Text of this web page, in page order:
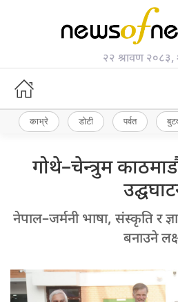
२२ श्रावण २०८३,
काभ्रे डोटी पर्वत
गोथे–चेन्त्रुम
नेपाल–जर्मनी भाषा, संस्कृति र
बनाउने